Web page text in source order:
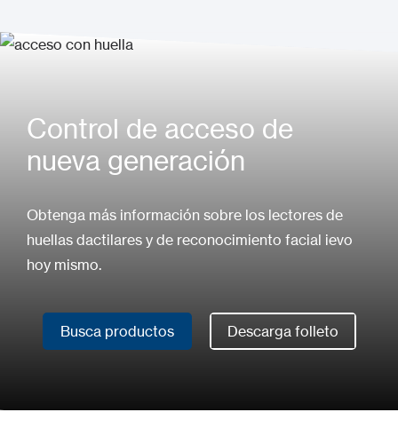
Control de acceso de
nueva generación
Obtenga más información sobre los lectores de
huellas dactilares y de reconocimiento facial ievo
hoy mismo.
Busca productos Descarga folleto